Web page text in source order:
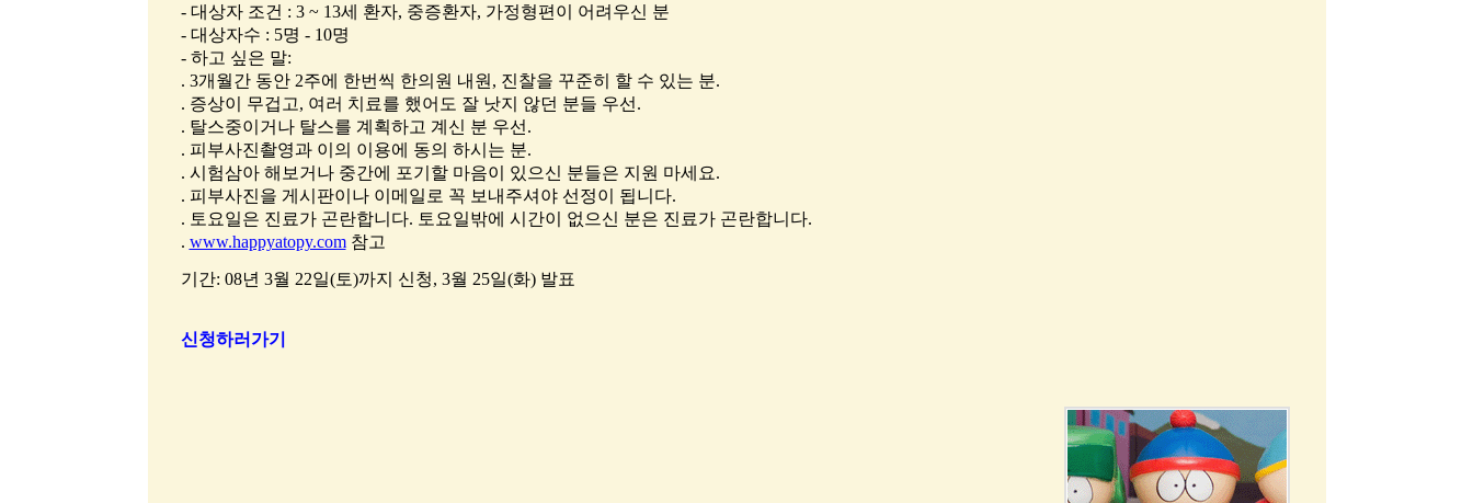
- 대상자 조건 : 3 ~ 13세 환자, 중증환자, 가정형편이 어려우신 분
- 대상자수 : 5명 - 10명
- 하고 싶은 말:
. 3개월간 동안 2주에 한번씩 한의원 내원, 진찰을 꾸준히 할 수 있는 분.
. 증상이 무겁고, 여러 치료를 했어도 잘 낫지 않던 분들 우선.
. 탈스중이거나 탈스를 계획하고 계신 분 우선.
. 피부사진촬영과 이의 이용에 동의 하시는 분.
. 시험삼아 해보거나 중간에 포기할 마음이 있으신 분들은 지원 마세요.
. 피부사진을 게시판이나 이메일로 꼭 보내주셔야 선정이 됩니다.
. 토요일은 진료가 곤란합니다. 토요일밖에 시간이 없으신 분은 진료가 곤란합니다.
. www.happyatopy.com참고
기간: 08년 3월 22일(토)까지 신청, 3월 25일(화) 발표
신청하러가기